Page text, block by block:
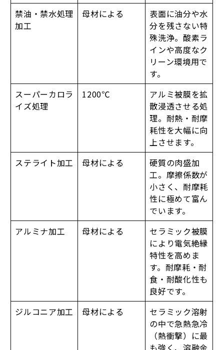
禁油・禁水処理
加工
母材による
表面に油分や水
分を残さない特
殊洗浄。酸素ラ
インや高度なク
リーン環境用で
す。
スーパーカロラ
イズ処理
1200℃
アルミ被膜を拡
散浸透させる処
理。耐熱・耐摩
耗性を大幅に向
上させます。
ステライト加工
母材による
硬質の肉盛加
工。摩擦係数が
小さく、耐摩耗
性に極めて富ん
でいます。
アルミナ加工
母材による
セラミック被膜
により電気絶縁
特性を高めま
す。耐摩耗・耐
食・耐酸化性も
良好です。
ジルコニア加工
母材による
セラミック溶射
の中で急熱急冷
（熱衝撃）に最
も強く、溶融金